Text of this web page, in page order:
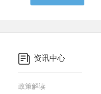
资讯中心
政策解读